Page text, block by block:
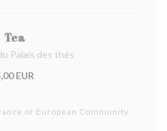
Tea
Palais des thés
EUR
or European Community